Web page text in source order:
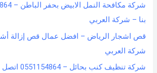
بنا – شركة العربي
قص اشجار الرياض – افضل عمال قص إزالة
شركة العربي